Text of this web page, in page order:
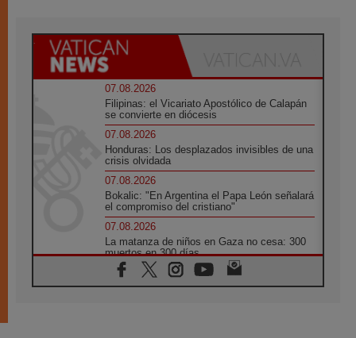
07.08.2026
Filipinas: el Vicariato Apostólico de Calapán
se convierte en diócesis
07.08.2026
Honduras: Los desplazados invisibles de una
crisis olvidada
07.08.2026
Bokalic: "En Argentina el Papa León señalará
el compromiso del cristiano"
07.08.2026
La matanza de niños en Gaza no cesa: 300
muertos en 300 días
07.08.2026
Tagle: La guerra desfigura el mundo, solo la